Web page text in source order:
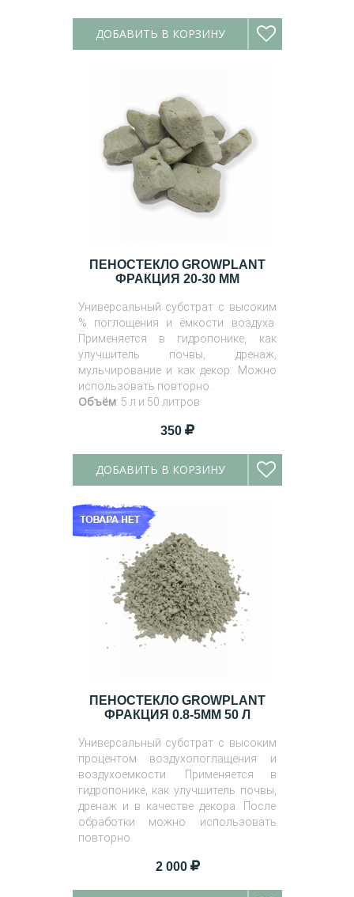
ДОБАВИТЬ В КОРЗИНУ
ПЕНОСТЕКЛО GROWPLANT
ФРАКЦИЯ 20-30 ММ
Универсальный субстрат с высоким
% поглощения и ёмкости воздуха.
Применяется в гидропонике, как
улучшитель почвы, дренаж,
мульчирование и как декор. Можно
использовать повторно.
Объём: 5 л и 50 литров
350
ДОБАВИТЬ В КОРЗИНУ
ПЕНОСТЕКЛО GROWPLANT
ФРАКЦИЯ 0.8-5ММ 50 Л
Универсальный субстрат с высоким
процентом воздухопоглащения и
воздухоемкости. Применяется в
гидропонике, как улучшитель почвы,
дренаж и в качестве декора. После
обработки можно использовать
повторно.
2 000